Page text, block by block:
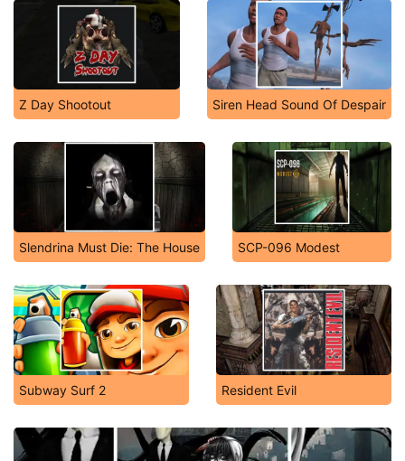
Z Day Shootout Siren Head Sound Of Despair
Slendrina Must Die: The House SCP-096 Modest
Subway Surf 2 Resident Evil